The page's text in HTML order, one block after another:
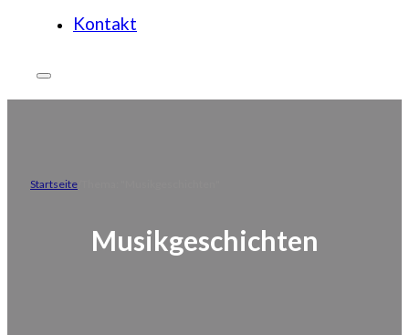
Kontakt
Startseite
Musikgeschichten